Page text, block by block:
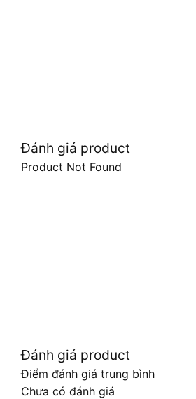
Đánh giá product
Product Not Found
Đánh giá product
Điểm đánh giá trung bình
Chưa có đánh giá